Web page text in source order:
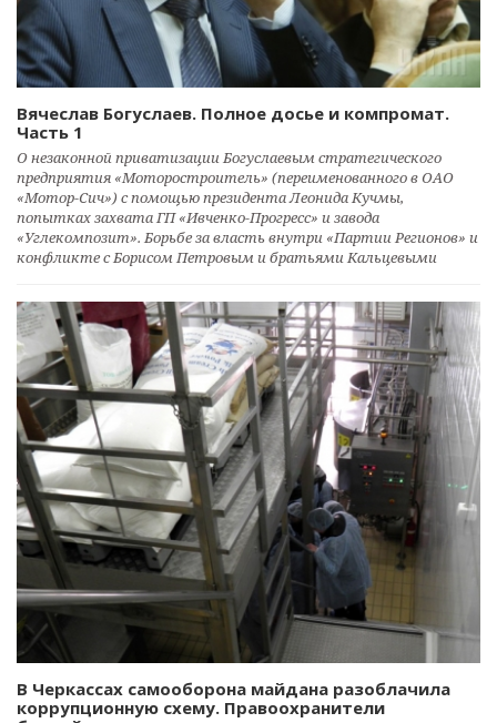
Вячеслав Богуслаев. Полное досье и компромат.
Часть 1
О незаконной приватизации Богуслаевым стратегического
предприятия «Моторостроитель» (переименованного в ОАО
«Мотор-Сич») с помощью президента Леонида Кучмы,
попытках захвата ГП «Ивченко-Прогресс» и завода
«Углекомпозит». Борьбе за власть внутри «Партии Регионов» и
конфликте с Борисом Петровым и братьями Кальцевыми
В Черкассах самооборона майдана разоблачила
коррупционную схему. Правоохранители